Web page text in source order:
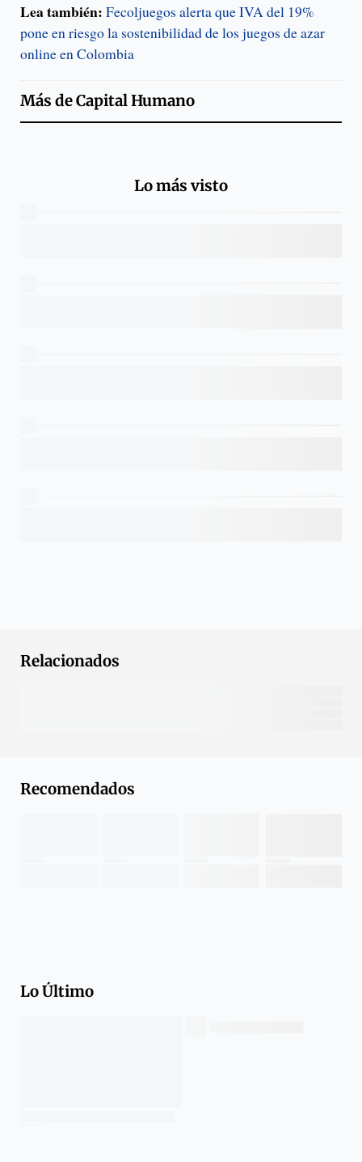
Lea también: Fecoljuegos alerta que IVA del 19%
pone en riesgo la sostenibilidad de los juegos de azar
online en Colombia
Más deCapital Humano
Lo más visto
Relacionados
Recomendados
Lo Último